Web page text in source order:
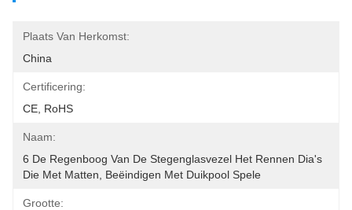
Plaats Van Herkomst:
China
Certificering:
CE, RoHS
Naam:
6 De Regenboog Van De Stegenglasvezel Het Rennen Dia's
Die Met Matten, Beëindigen Met Duikpool Spele
Grootte: